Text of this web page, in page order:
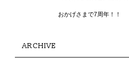
おかげさまで7周年！！
ARCHIVE